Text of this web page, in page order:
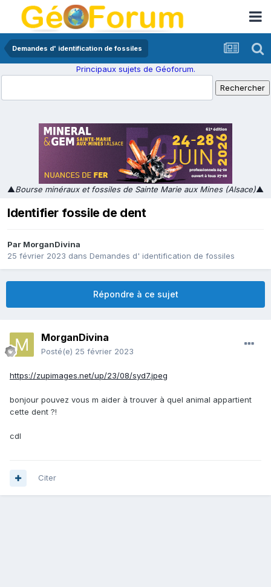
Demandes d' identification de fossiles
Principaux sujets de Géoforum.
▲Bourse minéraux et fossiles de Sainte Marie aux Mines (Alsace)▲
Identifier fossile de dent
Par MorganDivina
25 février 2023 dans Demandes d' identification de fossiles
Répondre à ce sujet
MorganDivina
Posté(e) 25 février 2023
https://zupimages.net/up/23/08/syd7.jpeg
bonjour pouvez vous m aider à trouver à quel animal appartient
cette dent ?!
cdl
Citer